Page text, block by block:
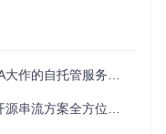
gitcode.com/Gi
托管服务器解决方案
流方案全方位解析